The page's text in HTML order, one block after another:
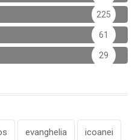
225
61
29
evanghelia icoanei